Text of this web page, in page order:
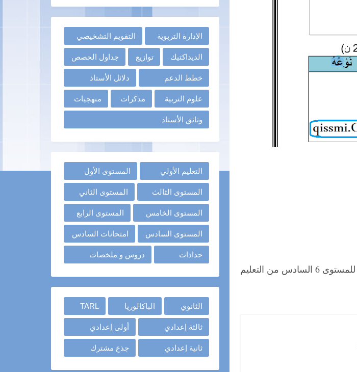
نقدم لكم في موقع مدونة قسمي فرض المرحلة الأولى في اللغة العربية للمستوى 6 السادس من التعليم
الإدارة التربوية التقويم التشخيصي
الديداكتيك توازيع جداول الحصص
خطط الدعم دلائل الأستاذ
علوم التربية مذكرات منهجيات
وثائق الأستاذ
التعليم الأولي المستوى الأول
المستوى الثالث المستوى الثاني
المستوى الخامس المستوى الرابع
المستوى السادس امتحانات السادس
جذاذات دروس و ملخصات
الثانوي الباكالوريا TARL
ثالثة إعدادي أولى إعدادي
ثانية إعدادي جذع مشترك